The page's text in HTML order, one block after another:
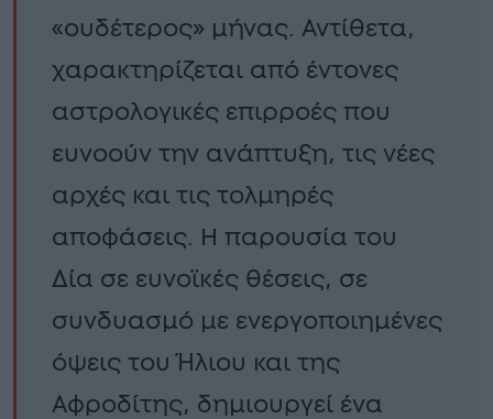
«ουδέτερος» μήνας. Αντίθετα,
χαρακτηρίζεται από έντονες
αστρολογικές επιρροές που
ευνοούν την ανάπτυξη, τις νέες
αρχές και τις τολμηρές
αποφάσεις. Η παρουσία του
Δία σε ευνοϊκές θέσεις, σε
συνδυασμό με ενεργοποιημένες
όψεις του Ήλιου και της
Αφροδίτης, δημιουργεί ένα